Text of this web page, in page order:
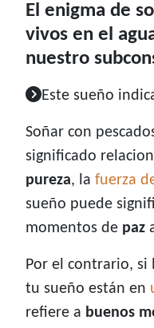
El enigma de
vivos en el
nuestro
Este sueño
Soñar con
significado
pureza, la fuerza
sueño puede
momentos de paz
Por el contrario, si
tu sueño están en
refiere a buenos